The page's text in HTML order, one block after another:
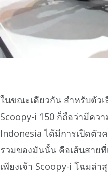
ในขณะเดียวกัน สำหรับตัว
Scoopy-i 150 ก็ถือว่ามีคว
Indonesia ได้มีการเปิดตั
รวมของมันนั้น คือเส้นสาย
เพียงเจ้า Scoopy-i โฉมล่